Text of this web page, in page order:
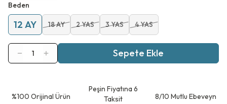
Beden
12 AY 18 AY 2 YAS 3 YAS 4 YAS
1 Sepete Ekle
⁠%100 Orijinal Ürün
Peşin Fiyatına 6
Taksit
8/10 Mutlu Ebeveyn